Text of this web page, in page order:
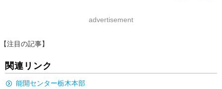
advertisement
【注目の記事】
関連リンク
能開センター栃木本部